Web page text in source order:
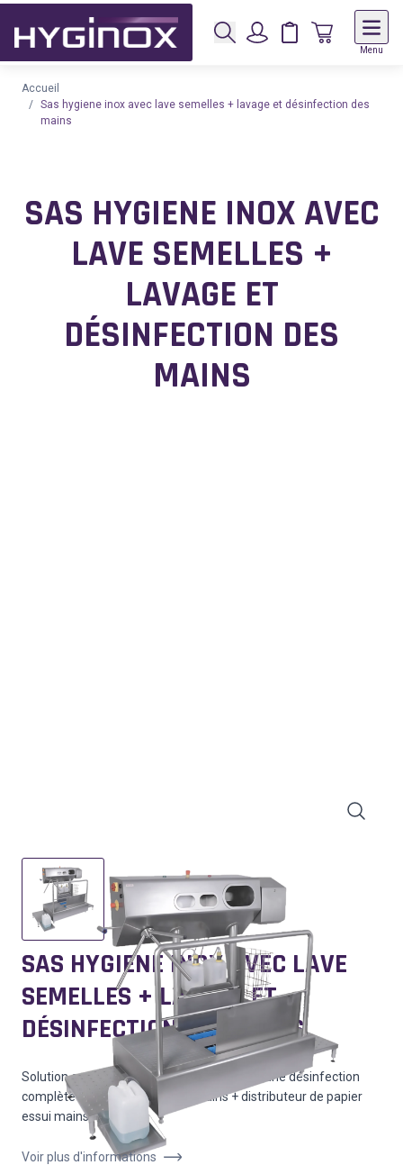
RechercherPanier Panier
Menu
Accueil
/ Sas hygiene inox avec lave semelles + lavage et désinfection des
mains
SAS HYGIENE INOX AVEC
LAVE SEMELLES +
LAVAGE ET
DÉSINFECTION DES
MAINS
SAS HYGIENE INOX AVEC LAVE
SEMELLES + LAVAGE ET
DÉSINFECTION DES MAINS
Solution compacte proposant un lavage et une désinfection
complète des semelles et des mains + distributeur de papier
essui mains.
Voir plus d'informations